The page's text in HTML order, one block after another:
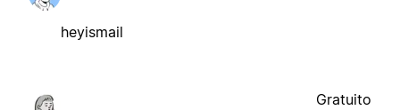
heyismail
Gratuito